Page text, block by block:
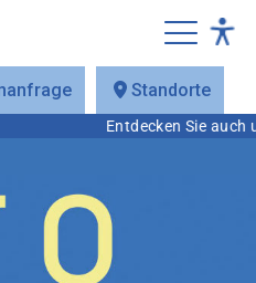
Standorte
Entdecken Sie auch unsere